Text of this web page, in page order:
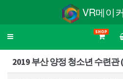
VR메이
Toggle
SHOP
2019 부산 양정 청소년 수련관